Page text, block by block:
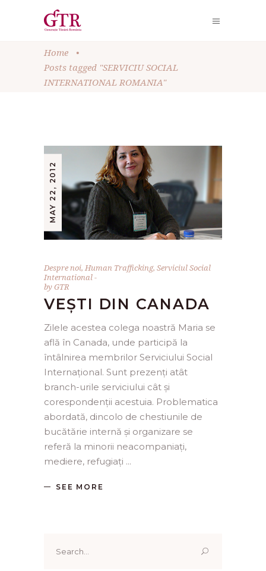
Home
•
Posts tagged "SERVICIU SOCIAL
INTERNATIONAL ROMANIA"
MAY 22, 2012
Despre noi, Human Trafficking, Serviciul Social
International
byGTR
VEȘTI DIN CANADA
Zilele acestea colega noastră Maria se
află în Canada, unde participă la
întâlnirea membrilor Serviciului Social
Internațional. Sunt prezenți atât
branch-urile serviciului cât și
corespondenții acestuia. Problematica
abordată, dincolo de chestiunile de
bucătărie internă și organizare se
referă la minorii neacompaniați,
mediere, refugiați
SEE MORE
for: